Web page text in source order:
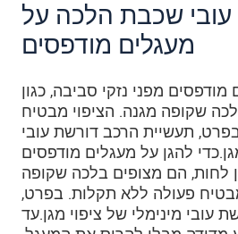
עובי שכבת הלכה על
מעגלים מודפסים
מפני נזקי סביבה, כגון
שקופה מגנה. הציפוי מבטיח
תעשיית הרכב דורשת עובי
להגן על מעגלים מודפסים
לחות, הם מצופים בלכה שקופה
פעולה ללא תקלות. בפרט,
עובי מינימלי של ציפוי מגן.עד